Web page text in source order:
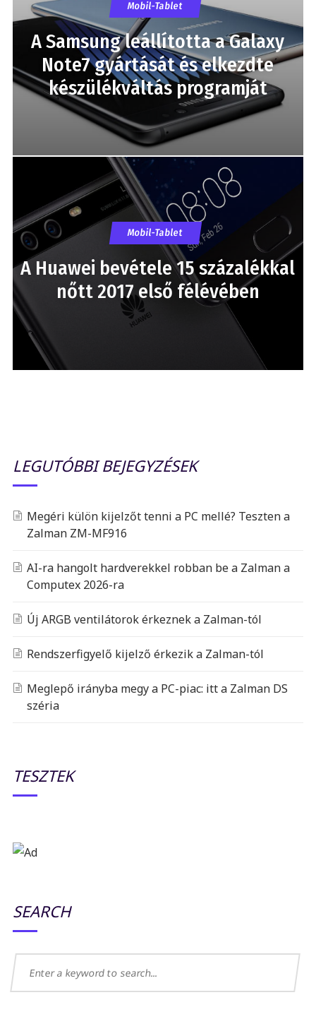
Mobil-Tablet
A Samsung leállította a Galaxy
Note7 gyártását és elkezdte
készülékváltás programját
Mobil-Tablet
A Huawei bevétele 15 százalékkal
nőtt 2017 első félévében
LEGUTÓBBI BEJEGYZÉSEK
Megéri külön kijelzőt tenni a PC mellé? Teszten a
Zalman ZM-MF916
AI-ra hangolt hardverekkel robban be a Zalman a
Computex 2026-ra
Új ARGB ventilátorok érkeznek a Zalman-tól
Rendszerfigyelő kijelző érkezik a Zalman-tól
Meglepő irányba megy a PC-piac: itt a Zalman DS
széria
TESZTEK
SEARCH